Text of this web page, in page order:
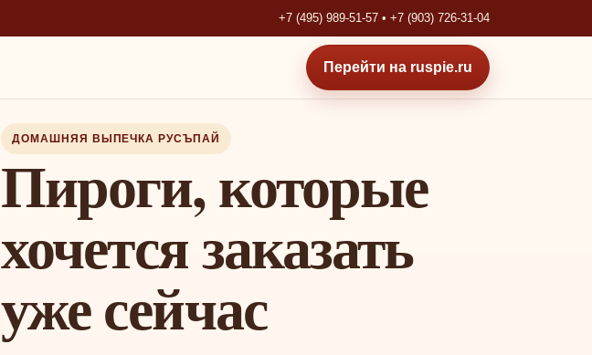
+7 (495) 989-51-57 • +7 (903) 726-31-04
Перейти на ruspie.ru
ДОМАШНЯЯ ВЫПЕЧКА РУСЪПАЙ
Пироги, которые
хочется заказать
уже сейчас